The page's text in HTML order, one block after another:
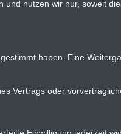
nutzen wir nur, soweit
haben. Eine
Vertrags oder